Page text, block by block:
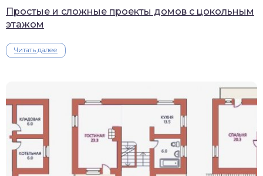
Простые и сложные проекты домов с цокольным
этажом
Читать далее